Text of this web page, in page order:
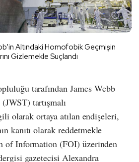
Altındaki Homofobik Geçmişin
Gizlemekle Suçlandı
tarafından James Webb
tartışmalı
olarak ortaya atılan endişeleri,
kanıtı olarak reddetmekle
of Information (FOI) üzerinden
gazetecisi Alexandra